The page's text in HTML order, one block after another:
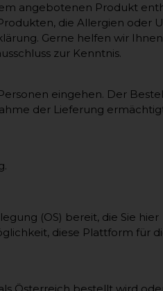
angebotenen Produkt
die Allergien oder
Gerne helfen wir
zur Kenntnis.
eingehen. Der
der Lieferung
.
(OS) bereit, die Sie hier
diese Plattform für